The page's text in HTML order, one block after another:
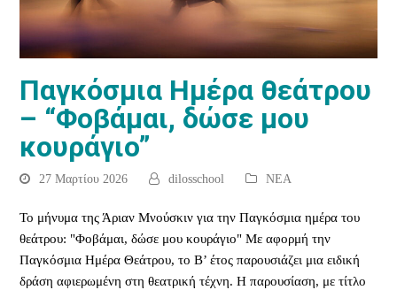
Παγκόσμια Ημέρα θεάτρου
– “Φοβάμαι, δώσε μου
κουράγιο”
27 Μαρτίου 2026 dilosschool ΝΕΑ
To μήνυμα της Άριαν Μνούσκιν για την Παγκόσμια ημέρα του
θεάτρου: "Φοβάμαι, δώσε μου κουράγιο" Με αφορμή την
Παγκόσμια Ημέρα Θεάτρου, το Β’ έτος παρουσιάζει μια ειδική
δράση αφιερωμένη στη θεατρική τέχνη. Η παρουσίαση, με τίτλο